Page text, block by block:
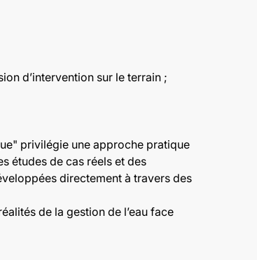
d’intervention sur le terrain ;
privilégie une approche pratique
études de cas réels et des
directement à travers des
de la gestion de l’eau face